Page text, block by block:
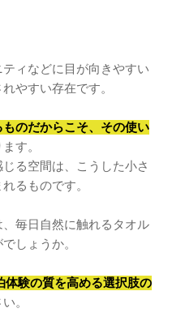
ィなどに目が向きやすい
やすい存在です。
のだからこそ、その使い
す。
る空間は、こうした小さ
るものです。
毎日自然に触れるタオル
しょうか。
体験の質を高める選択肢の
。